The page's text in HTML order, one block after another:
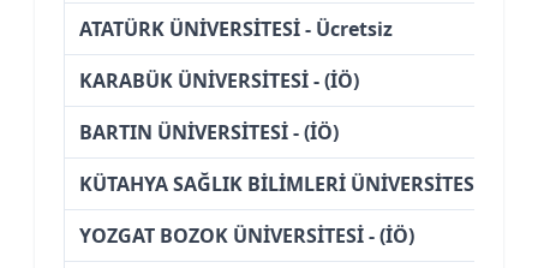
ATATÜRK ÜNİVERSİTESİ - Ücretsiz
KARABÜK ÜNİVERSİTESİ - (İÖ)
BARTIN ÜNİVERSİTESİ - (İÖ)
KÜTAHYA SAĞLIK BİLİMLERİ ÜNİVERSİTESİ - (İÖ)
YOZGAT BOZOK ÜNİVERSİTESİ - (İÖ)